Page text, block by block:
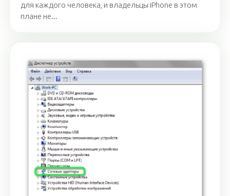
для каждого человека, и владельцы iPhone в этом
плане не...